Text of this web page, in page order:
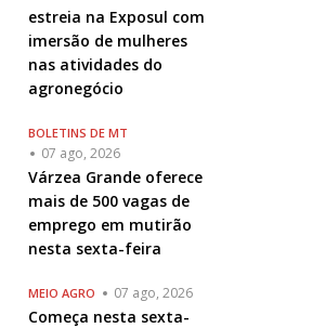
estreia na Exposul com
imersão de mulheres
nas atividades do
agronegócio
BOLETINS DE MT
07 ago, 2026
Várzea Grande oferece
mais de 500 vagas de
emprego em mutirão
nesta sexta-feira
MEIO AGRO 07 ago, 2026
Começa nesta sexta-